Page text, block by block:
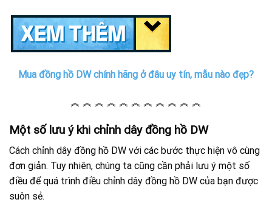
Mua đồng hồ DW chính hãng ở đâu uy tín, mẫu nào đẹp?
︽ ︽ ︽ ︽ ︽ ︽ ︽ ︽ ︽ ︽ ︽
Một số lưu ý khi chỉnh dây đồng hồ DW
Cách chỉnh dây đồng hồ DW với các bước thực hiện vô cùng
đơn giản. Tuy nhiên, chúng ta cũng cần phải lưu ý một số
điều để quá trình điều chỉnh dây đồng hồ DW của bạn được
suôn sẻ.